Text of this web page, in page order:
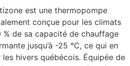
est une thermopompe
conçue pour les climats
de sa capacité de chauffage
jusqu’à -25 °C, ce qui en
hivers québécois. Équipée de